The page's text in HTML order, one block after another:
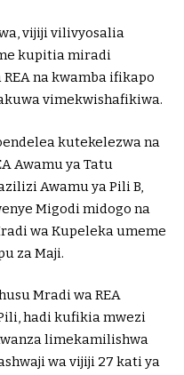
vijiji vilivyosalia
kupitia miradi
na kwamba ifikapo
vimekwishafikiwa.
kutekelezwa na
Awamu ya Tatu
Awamu ya Pili B,
Migodi midogo na
wa Kupeleka umeme
za Maji.
Mradi wa REA
hadi kufikia mwezi
limekamilishwa
wa vijiji 27 kati ya